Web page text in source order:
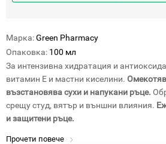
Марка:Green Pharmacy
Опаковка: 100 мл
За интензивна хидратация и
витамин Е и мастни киселини.
възстановява сухи и напукани ръце.
срещу студ, вятър и външни влияния.
и защитени ръце.
Прочети повече